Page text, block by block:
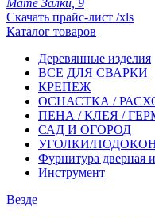
Скачать прайс-лист /xls
Каталог товаров
Деревянные изделия
ВСЕ ДЛЯ СВАРКИ
КРЕПЕЖ
ОСНАСТКА /
ПЕНА / КЛЕЯ /
САД И ОГОРОД
УГОЛКИ/
Фурнитура дверная
Инструмент
Везде